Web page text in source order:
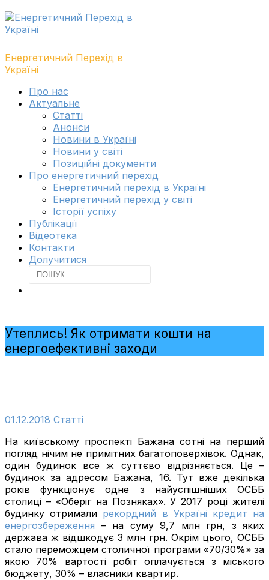
Skip
to
navigation
Skip
to
content
Енергетичний Перехід в
Україні
Toggle
navigation
Про нас
Актуальне
Cтатті
Анонси
Новини в Україні
Новини у світі
Позиційні документи
Про енергетичний перехід
Енергетичний перехід в Україні
Енергетичний перехід у світі
Історії успіху
Публікації
Відеотека
Контакти
Долучитися
Утеплись! Як отримати кошти на
енергоефективні заходи
01.12.2018 Cтатті
На київському проспекті Бажана сотні на перший
погляд нічим не примітних багатоповерхівок. Однак,
один будинок все ж суттєво відрізняється. Це –
будинок за адресом Бажана, 16. Тут вже декілька
років функціонує одне з найуспішніших ОСББ
столиці – «Оберіг на Позняках». У 2017 році жителі
будинку отримали рекордний в Україні кредит на
енергозбереження – на суму 9,7 млн грн, з яких
держава ж відшкодує 3 млн грн. Окрім цього, ОСББ
стало переможцем столичної програми «70/30%» за
якою 70% вартості робіт оплачується з міського
бюджету, 30% – власники квартир.